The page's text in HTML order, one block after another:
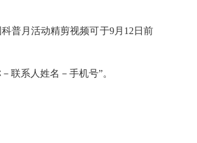
普月活动精剪视频可于9月12日前
联系人姓名－手机号”。